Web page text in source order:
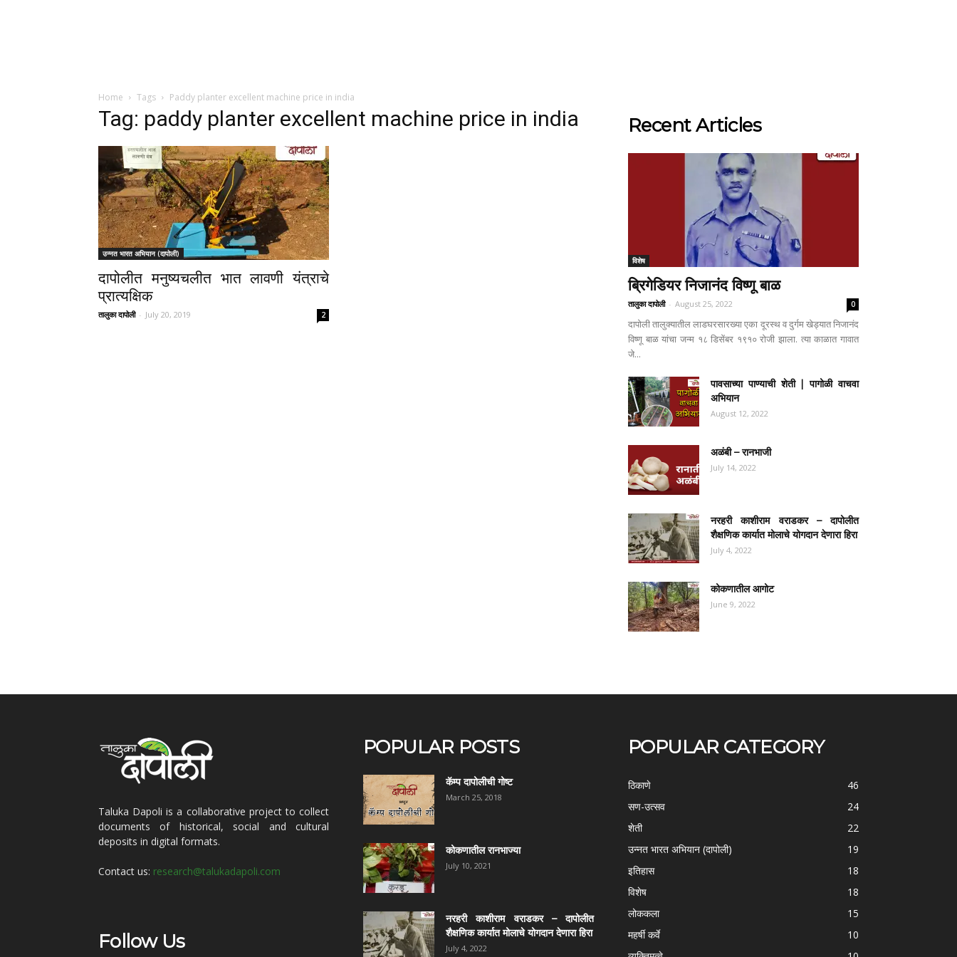
Home Tags Paddy planter excellent machine price in india
Tag: paddy planter excellent machine price in india
उन्नत भारत अभियान (दापोली)
दापोलीत मनुष्यचलीत भात लावणी यंत्राचे
प्रात्यक्षिक
तालुका दापोली - July 20, 2019 2
Recent Articles
विशेष
ब्रिगेडियर निजानंद विष्णू बाळ
तालुका दापोली - August 25, 2022 0
दापोली तालुक्यातील लाडघरसारख्या एका दूरस्थ व दुर्गम खेड्यात निजानंद
विष्णू बाळ यांचा जन्म १८ डिसेंबर १९१० रोजी झाला. त्या काळात गावात
जे...
पावसाच्या पाण्याची शेती | पागोळी वाचवा
अभियान
August 12, 2022
अळंबी – रानभाजी
July 14, 2022
नरहरी काशीराम वराडकर – दापोलीत
शैक्षणिक कार्यात मोलाचे योगदान देणारा हिरा
July 4, 2022
कोकणातील आगोट
June 9, 2022
Taluka Dapoli is a collaborative project to collect
documents of historical, social and cultural
deposits in digital formats.
Contact us: research@talukadapoli.com
Follow Us
POPULAR POSTS
कॅम्प दापोलीची गोष्ट
March 25, 2018
कोकणातील रानभाज्या
July 10, 2021
नरहरी काशीराम वराडकर – दापोलीत
शैक्षणिक कार्यात मोलाचे योगदान देणारा हिरा
July 4, 2022
POPULAR CATEGORY
ठिकाणे
46
सण-उत्सव
24
शेती
22
उन्नत भारत अभियान (दापोली)
19
इतिहास
18
विशेष
18
लोककला
15
महर्षी कर्वे
10